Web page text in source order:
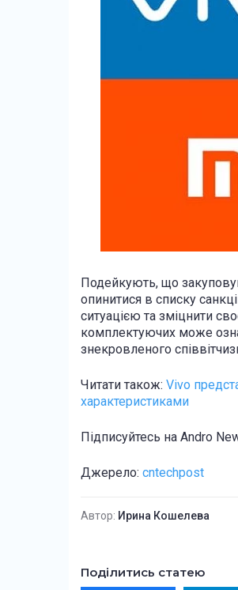
Подейкують, що
опинитися в списку
ситуацією та зміцнити
комплектуючих може
знекровленого
Читати також: Vivo
характеристиками
Підписуйтесь на Andro
Джерело: cntechpost
Автор: Ирина Кошелева
Поділитись статею